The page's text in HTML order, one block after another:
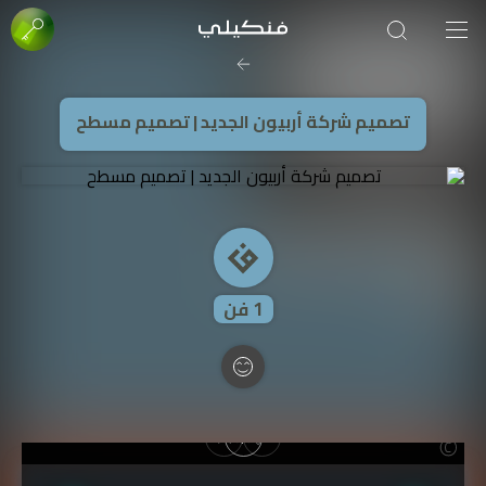
تصميم شركة أربيون الجديد | تصميم مسطح
1فن
صورة الغلاف من فن
SOUFIANE Abid